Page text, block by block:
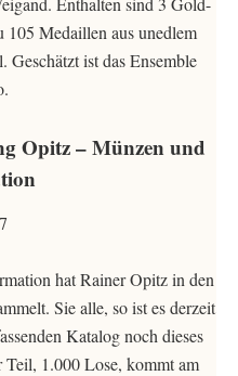
105 Medaillen aus unedlem
Geschätzt ist das Ensemble
Opitz – Münzen und
hat Rainer Opitz in den
Sie alle, so ist es derzeit
Katalog noch dieses
1.000 Lose, kommt am